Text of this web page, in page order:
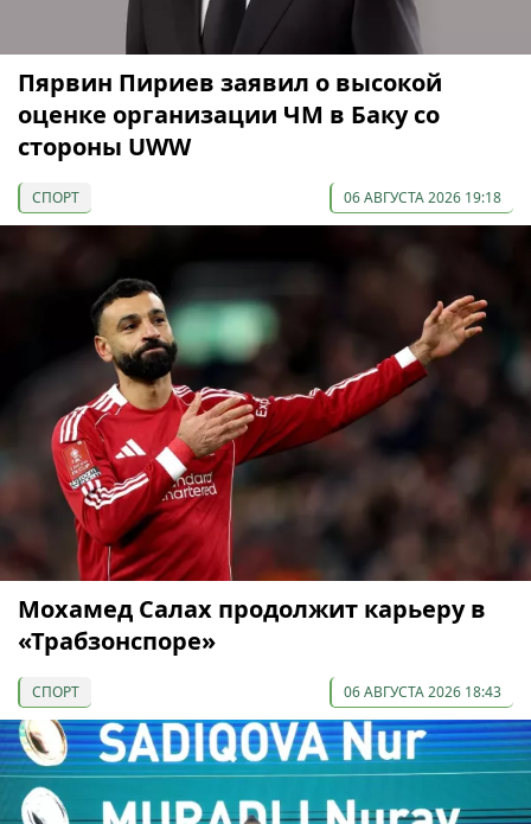
Пярвин Пириев заявил о высокой
оценке организации ЧМ в Баку со
стороны UWW
СПОРТ 06 АВГУСТА 2026 19:18
Мохамед Салах продолжит карьеру в
«Трабзонспоре»
СПОРТ 06 АВГУСТА 2026 18:43